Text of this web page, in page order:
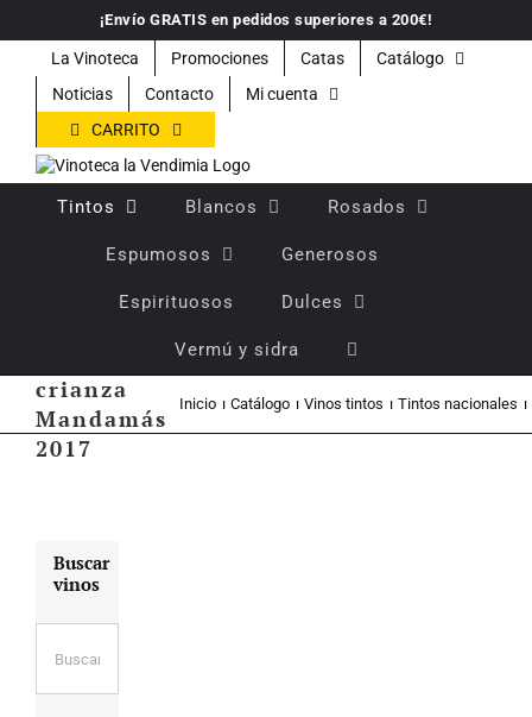
contenido
¡Envío GRATIS en pedidos superiores a 200€!
La Vinoteca Promociones Catas
Catálogo
Noticias
Contacto
Mi cuenta
CARRITO
Tintos Blancos Rosados
Espumosos Generosos
Espirituosos Dulces
Vermú y sidra
crianza
Mandamás
2017
Inicio Catálogo Vinos tintos Tintos nacionales
Buscar
vinos